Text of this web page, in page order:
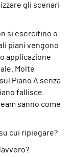
gli scenari
si esercitino o
piani vengono
applicazione
Molte
Piano A senza
fallisce.
sanno come
cui ripiegare?